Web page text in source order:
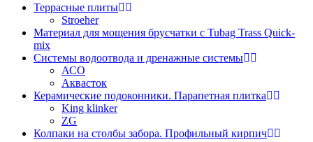
Террасные плиты
Stroeher
Материал для мощения брусчатки с Tubag Trass Quick-
mix
Системы водоотвода и дренажные системы
АСО
Аквасток
Керамические подоконники. Парапетная плитка
King klinker
ZG
Колпаки на столбы забора. Профильный кирпич